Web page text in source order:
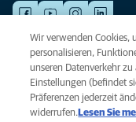
NOTDIENSTE
Finden Sie hier Ihre
Versorgung verdient.
Wir verwenden Cookies,
personalisieren,
unseren Datenverkehr
Einstellungen (befindet
Präferenzen jederzeit
widerrufen. Lesen Sie